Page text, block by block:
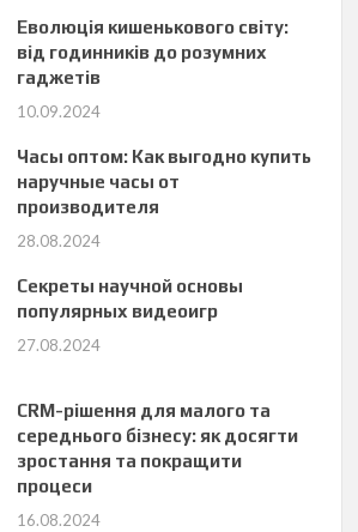
Еволюція кишенькового світу:
від годинників до розумних
гаджетів
10.09.2024
Часы оптом: Как выгодно купить
наручные часы от
производителя
28.08.2024
Секреты научной основы
популярных видеоигр
27.08.2024
CRM-рішення для малого та
середнього бізнесу: як досягти
зростання та покращити
процеси
16.08.2024